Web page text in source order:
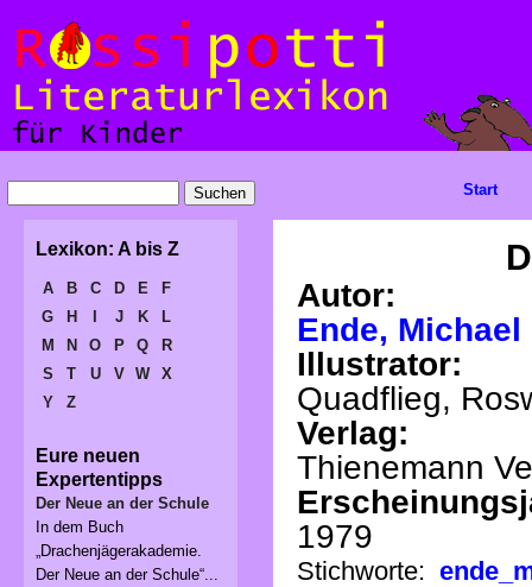
Autor:
Ende, Michael
Illustrator:
Quadflieg,
Verlag:
Thienemann
1979
Stichworte:
Start
Lexikon: A bis Z
A B C D E
F
G
H J K
L
M
N O P Q
R
S
T U V W
X
Y
Z
Eure neuen
Expertentipps
Der Neue an der Schule
In dem Buch
„Drachenjägerakademie.
Der Neue an der Schule“...